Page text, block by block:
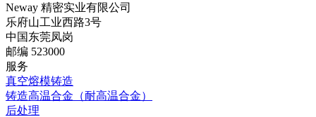
Neway 精密实业有限公司
乐府山工业西路3号
中国东莞凤岗
邮编 523000
服务
真空熔模铸造
铸造高温合金（耐高温合金）
后处理